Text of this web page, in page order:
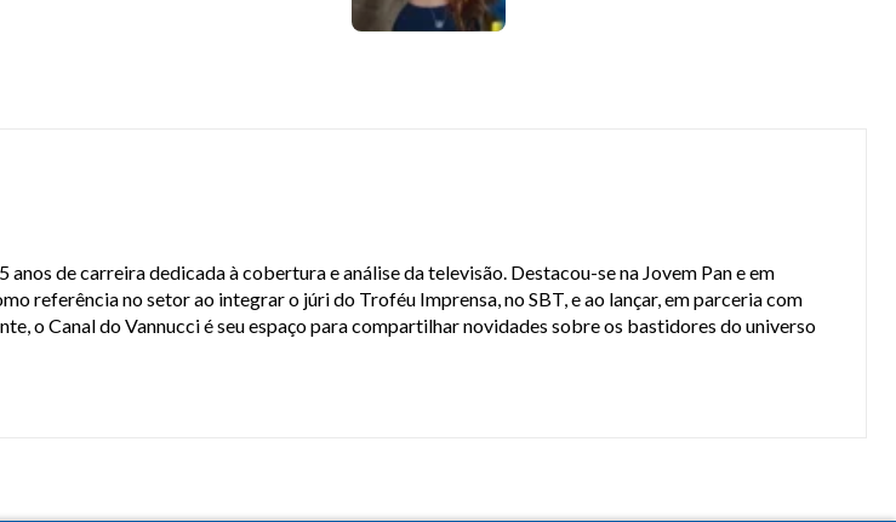
de carreira dedicada à cobertura e análise da televisão. Destacou-se na Jovem Pan e em
referência no setor ao integrar o júri do Troféu Imprensa, no SBT, e ao lançar, em parceria com
o Canal do Vannucci é seu espaço para compartilhar novidades sobre os bastidores do universo